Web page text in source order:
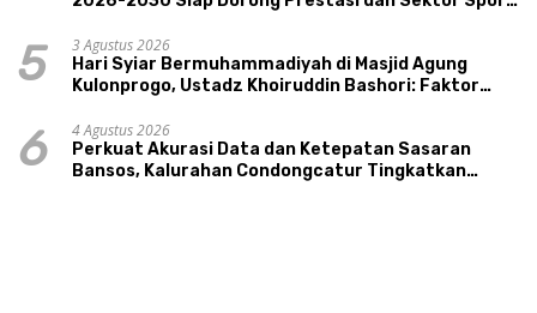
5
3 Agustus 2026
Hari Syiar Bermuhammadiyah di Masjid Agung
Kulonprogo, Ustadz Khoiruddin Bashori: Faktor
6
4 Agustus 2026
Perkuat Akurasi Data dan Ketepatan Sasaran
Bansos, Kalurahan Condongcatur Tingkatkan